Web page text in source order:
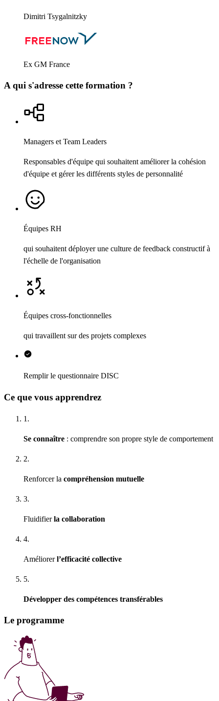
Dimitri Tsygalnitzky
Ex GM France
A qui s'adresse cette formation ?
Managers et Team Leaders
Responsables d'équipe qui souhaitent améliorer la cohésion
d'équipe et gérer les différents styles de personnalité
Équipes RH
qui souhaitent déployer une culture de feedback constructif à
l'échelle de l'organisation
Équipes cross-fonctionnelles
qui travaillent sur des projets complexes
Remplir le questionnaire DISC
Ce que vous apprendrez
1.
Se connaître : comprendre son propre style de comportement
2.
Renforcer la compréhension mutuelle
3.
Fluidifierla collaboration
4.
Améliorerl’efficacité collective
5.
Développer des compétences transférables
Le programme